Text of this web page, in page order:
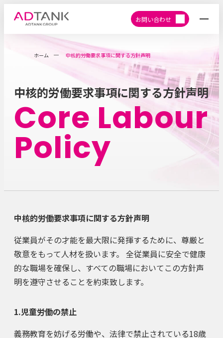
お問い合わせ
ホーム 中核的労働要求事項に関する方針声明
中核的労働要求事項に関する方針声明
Core Labour
Policy
中核的労働要求事項に関する方針声明
従業員がその才能を最大限に発揮するために、尊厳と
敬意をもって人材を扱います。 全従業員に安全で健康
的な職場を確保し、すべての職場においてこの方針声
明を遵守させることを約束致します。
1.児童労働の禁止
義務教育を妨げる労働や、法律で禁止されている18歳